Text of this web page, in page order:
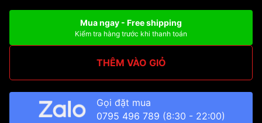
Mua ngay - Free shipping
Kiểm tra hàng trước khi thanh toán
THÊM VÀO GIỎ
Gọi đặt mua
0795 496 789 (8:30 - 22:00)